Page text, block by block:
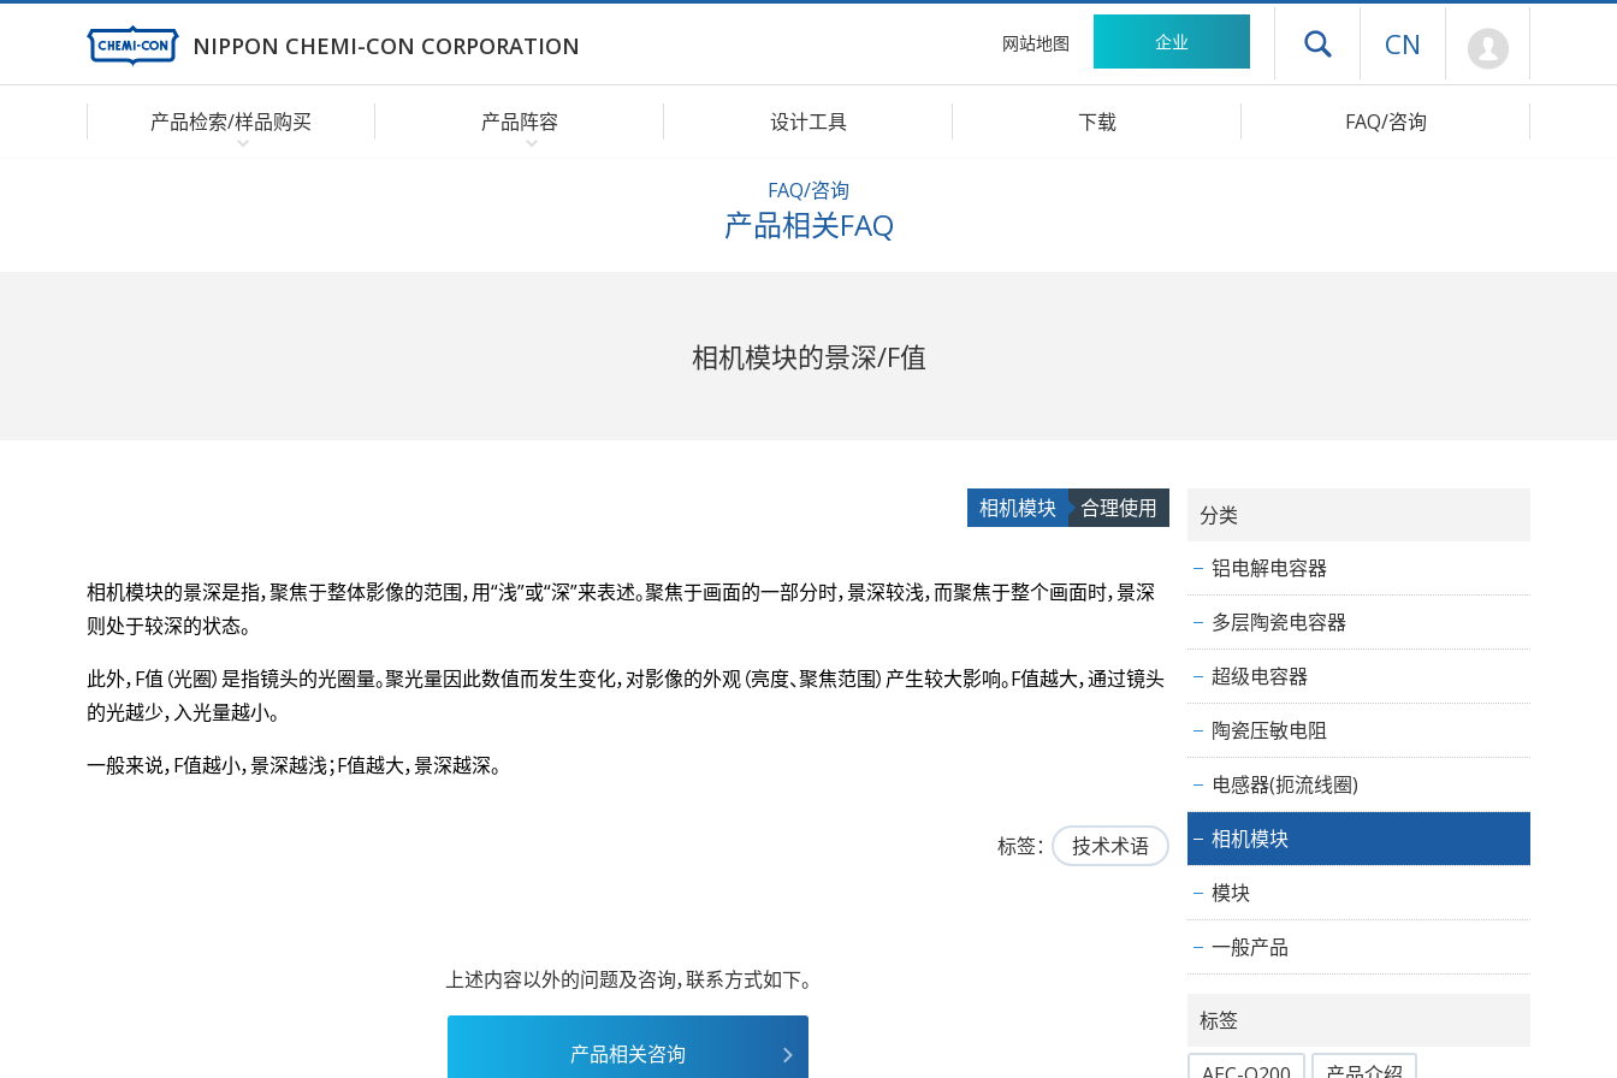
NIPPON CHEMI-CON CORPORATION 网站地图 企业 打开抽屉菜单
CN
产品检索/样品购买 产品阵容 设计工具 下载 FAQ/咨询
FAQ/咨询
产品相关FAQ
相机模块的景深/F值
相机模块 合理使用
相机模块的景深是指，聚焦于整体影像的范围，用“浅”或“深”来表述。聚焦于画面的一部分时，景深较浅，而聚焦于整个画面时，景深
则处于较深的状态。
此外，F值（光圈）是指镜头的光圈量。聚光量因此数值而发生变化，对影像的外观（亮度、聚焦范围）产生较大影响。F值越大，通过镜头
的光越少，入光量越小。
一般来说，F值越小，景深越浅；F值越大，景深越深。
标签 技术术语
上述内容以外的问题及咨询，联系方式如下。
产品相关咨询
分类
铝电解电容器
多层陶瓷电容器
超级电容器
陶瓷压敏电阻
电感器(扼流线圈)
相机模块
模块
一般产品
标签